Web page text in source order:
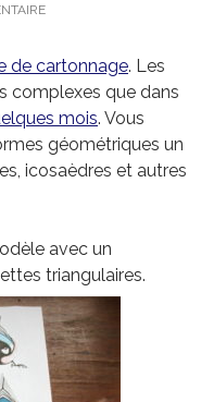
de cartonnage. Les
complexes que dans
mois. Vous
géométriques un
icosaèdres et autres
avec un
triangulaires.